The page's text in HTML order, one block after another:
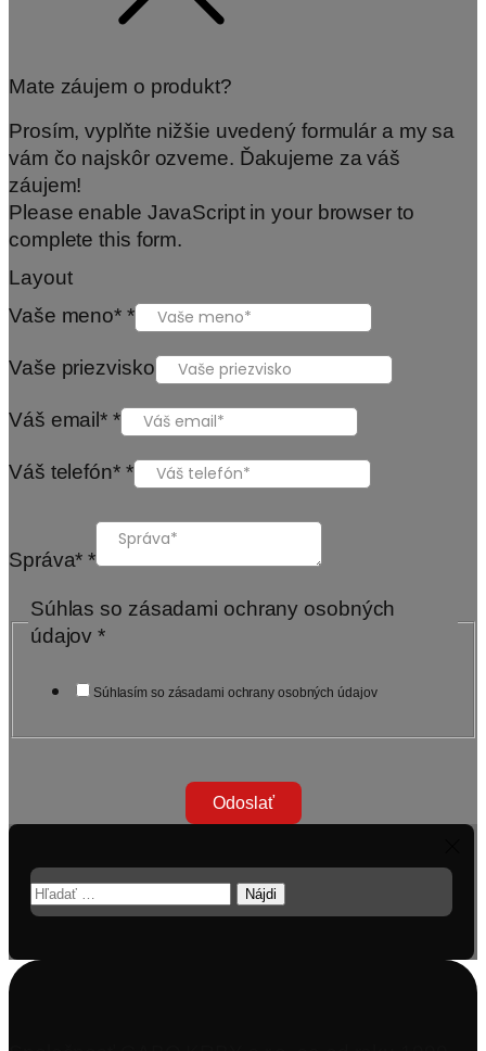
Mate záujem o produkt?
Prosím, vyplňte nižšie uvedený formulár a my sa
vám čo najskôr ozveme. Ďakujeme za váš
záujem!
Please enable JavaScript in your browser to
complete this form.
Layout
Vaše meno* *
Vaše priezvisko
Váš email* *
Váš telefón* *
Správa**
Súhlas so zásadami ochrany osobných
údajov*
Súhlasím so zásadami ochrany osobných údajov
Odoslať
Hľadať: